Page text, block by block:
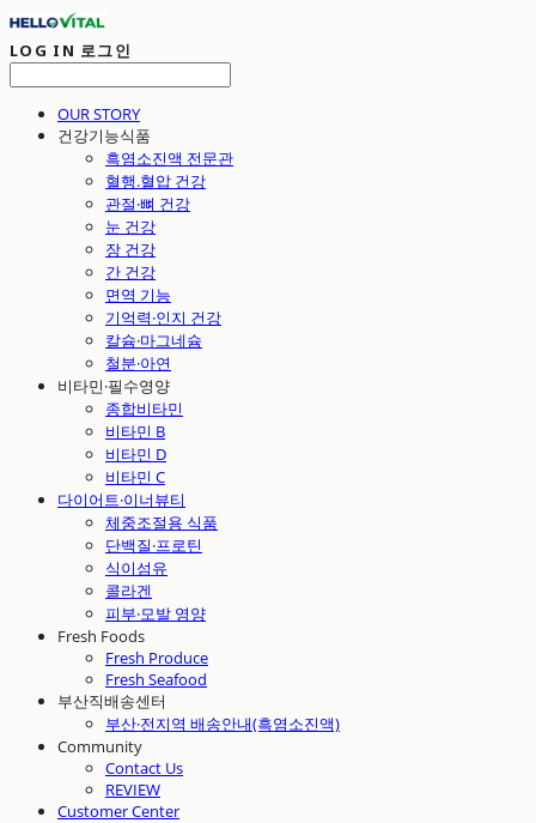
LOG IN 로그인
OUR STORY
건강기능식품
흑염소진액 전문관
혈행.혈압 건강
관절·뼈 건강
눈 건강
장 건강
간 건강
면역 기능
기억력·인지 건강
칼슘·마그네슘
철분·아연
비타민·필수영양
종합비타민
비타민 B
비타민 D
비타민 C
다이어트·이너뷰티
체중조절용 식품
단백질·프로틴
식이섬유
콜라겐
피부·모발 영양
Fresh Foods
Fresh Produce
Fresh Seafood
부산직배송센터
부산·전지역 배송안내(흑염소진액)
Community
Contact Us
REVIEW
Customer Center